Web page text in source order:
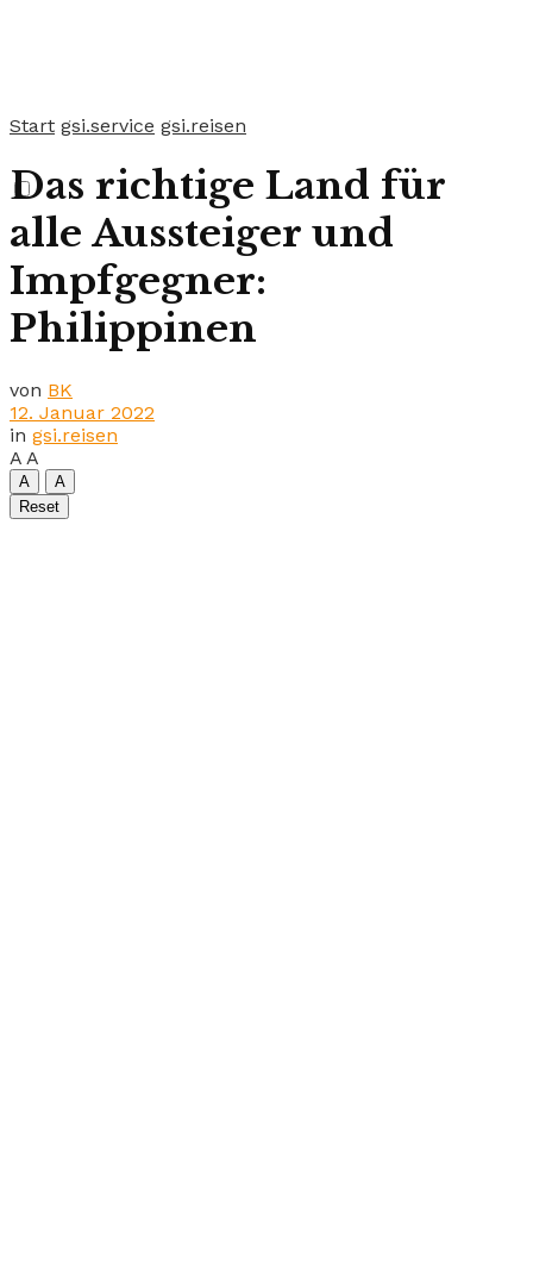
Start gsi.service gsi.reisen
Das richtige Land für
alle Aussteiger und
Impfgegner:
Philippinen
von BK
12. Januar 2022
in gsi.reisen
A A
A
A
Reset